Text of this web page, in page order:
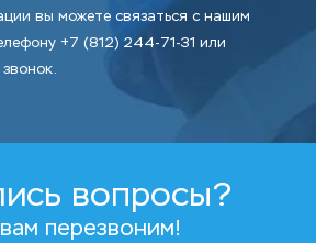
вы можете связаться с нашим
+7 (812) 244-71-31 или
вопросы?
перезвоним!